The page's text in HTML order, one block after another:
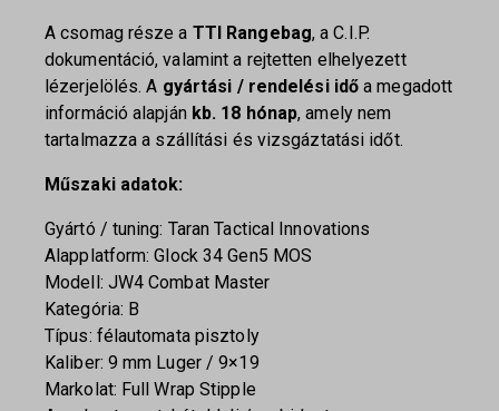
A csomag része a TTI Rangebag, a C.I.P.
dokumentáció, valamint a rejtetten elhelyezett
lézerjelölés. A gyártási / rendelési idő a megadott
információ alapján kb. 18 hónap, amely nem
tartalmazza a szállítási és vizsgáztatási időt.
Műszaki adatok:
Gyártó / tuning: Taran Tactical Innovations
Alapplatform: Glock 34 Gen5 MOS
Modell: JW4 Combat Master
Kategória: B
Típus: félautomata pisztoly
Kaliber: 9 mm Luger / 9×19
Markolat: Full Wrap Stipple